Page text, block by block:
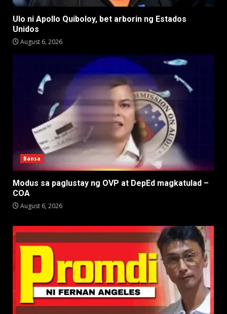
Ulo ni Apollo Quiboloy, bet arborin ng Estados
Unidos
August 6, 2026
Bansa
Modus sa paglustay ng OVP at DepEd magkatulad –
COA
August 6, 2026